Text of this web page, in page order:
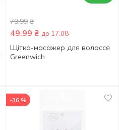
79.99 ₴
49.99 ₴ до 17.08
Щітка-масажер для волосся
Greenwich
-36 %